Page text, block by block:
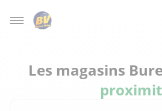
Les magasins